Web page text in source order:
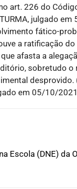
art. 226 do
julgado
fático-
a ratificação
afasta a
sobretudo
desprovido.
em 05/10/
Escola (DNE) da